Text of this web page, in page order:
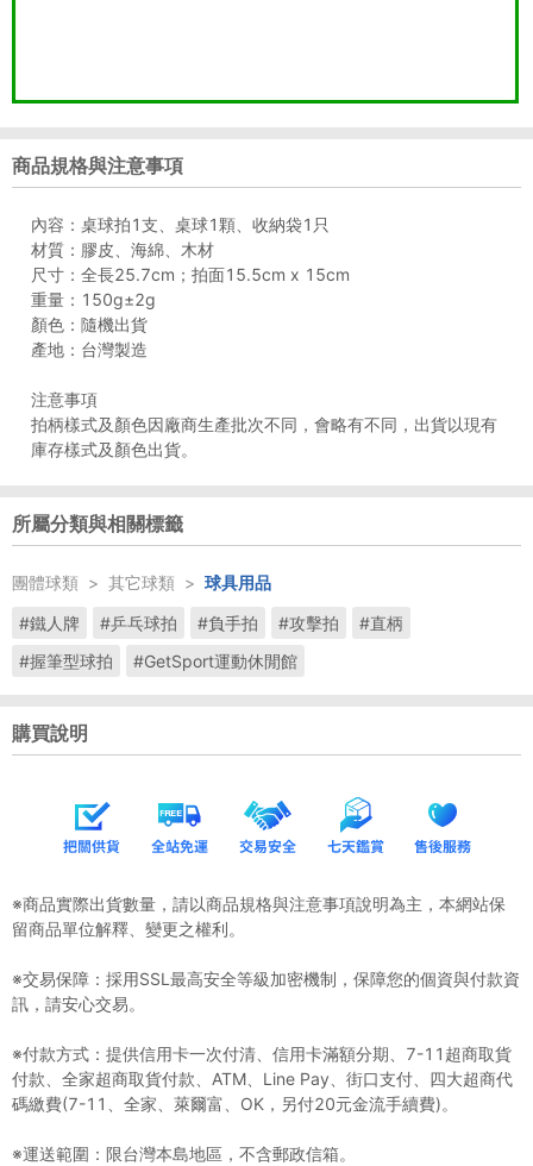
商品規格與注意事項
內容：桌球拍1支、桌球1顆、收納袋1只
材質：膠皮、海綿、木材
尺寸：全長25.7cm；拍面15.5cm x 15cm
重量：150g±2g
顏色：隨機出貨
產地：台灣製造
注意事項
拍柄樣式及顏色因廠商生產批次不同，會略有不同，出貨以現有
庫存樣式及顏色出貨。
所屬分類與相關標籤
團體球類 > 其它球類 > 球具用品
#鐵人牌
#乒乓球拍 #負手拍 #攻擊拍
#直柄
#握筆型球拍
#GetSport運動休閒館
購買說明
※商品實際出貨數量，請以商品規格與注意事項說明為主，本網站保
留商品單位解釋、變更之權利。
※交易保障：採用SSL最高安全等級加密機制，保障您的個資與付款資
訊，請安心交易。
※付款方式：提供信用卡一次付清、信用卡滿額分期、7-11超商取貨
付款、全家超商取貨付款、ATM、Line Pay、街口支付、四大超商代
碼繳費(7-11、全家、萊爾富、OK，另付20元金流手續費)。
※運送範圍：限台灣本島地區，不含郵政信箱。